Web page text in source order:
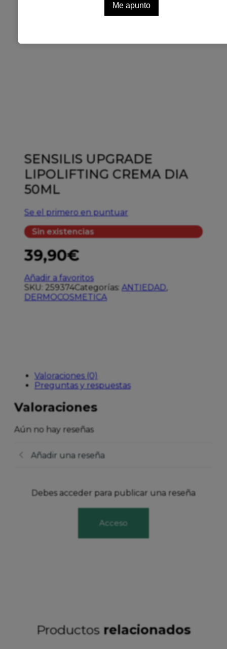
SENSILIS UPGRADE
LIPOLIFTING CREMA DIA
50ML
Se el primero en puntuar
Sin existencias
39,90€
Añadir a favoritos
SKU: 259374Categorías: ANTIEDAD,
DERMOCOSMETICA
Valoraciones (0)
Preguntas y respuestas
Valoraciones
Aún no hay reseñas
Añadir una reseña
Debes acceder para publicar una reseña
Acceso
Productos relacionados